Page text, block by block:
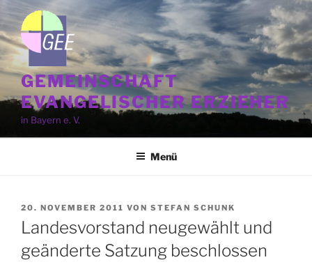
Inhalt
springen
GEMEINSCHAFT
EVANGELISCHER ERZIEHER
in Bayern e. V.
Menü
VERÖFFENTLICHT
AM
20. NOVEMBER 2011 VON STEFAN SCHUNK
Landesvorstand neugewählt und
geänderte Satzung beschlossen